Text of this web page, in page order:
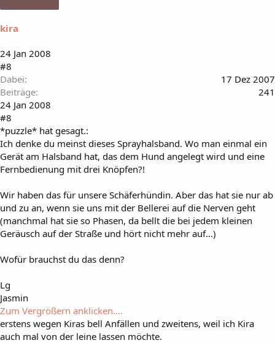
kira
24 Jan 2008
#8
Dabei
17 Dez 2007
Beiträge
241
24 Jan 2008
#8
*puzzle* hat gesagt.:
Ich denke du meinst dieses Sprayhalsband. Wo man einmal ein
Gerät am Halsband hat, das dem Hund angelegt wird und eine
Fernbedienung mit drei Knöpfen?!
Wir haben das für unsere Schäferhündin. Aber das hat sie nur ab
und zu an, wenn sie uns mit der Bellerei auf die Nerven geht
(manchmal hat sie so Phasen, da bellt die bei jedem kleinen
Geräusch auf der Straße und hört nicht mehr auf...)
Wofür brauchst du das denn?
Lg
Jasmin
Zum Vergrößern anklicken....
erstens wegen Kiras bell Anfällen und zweitens, weil ich Kira
auch mal von der leine lassen möchte.